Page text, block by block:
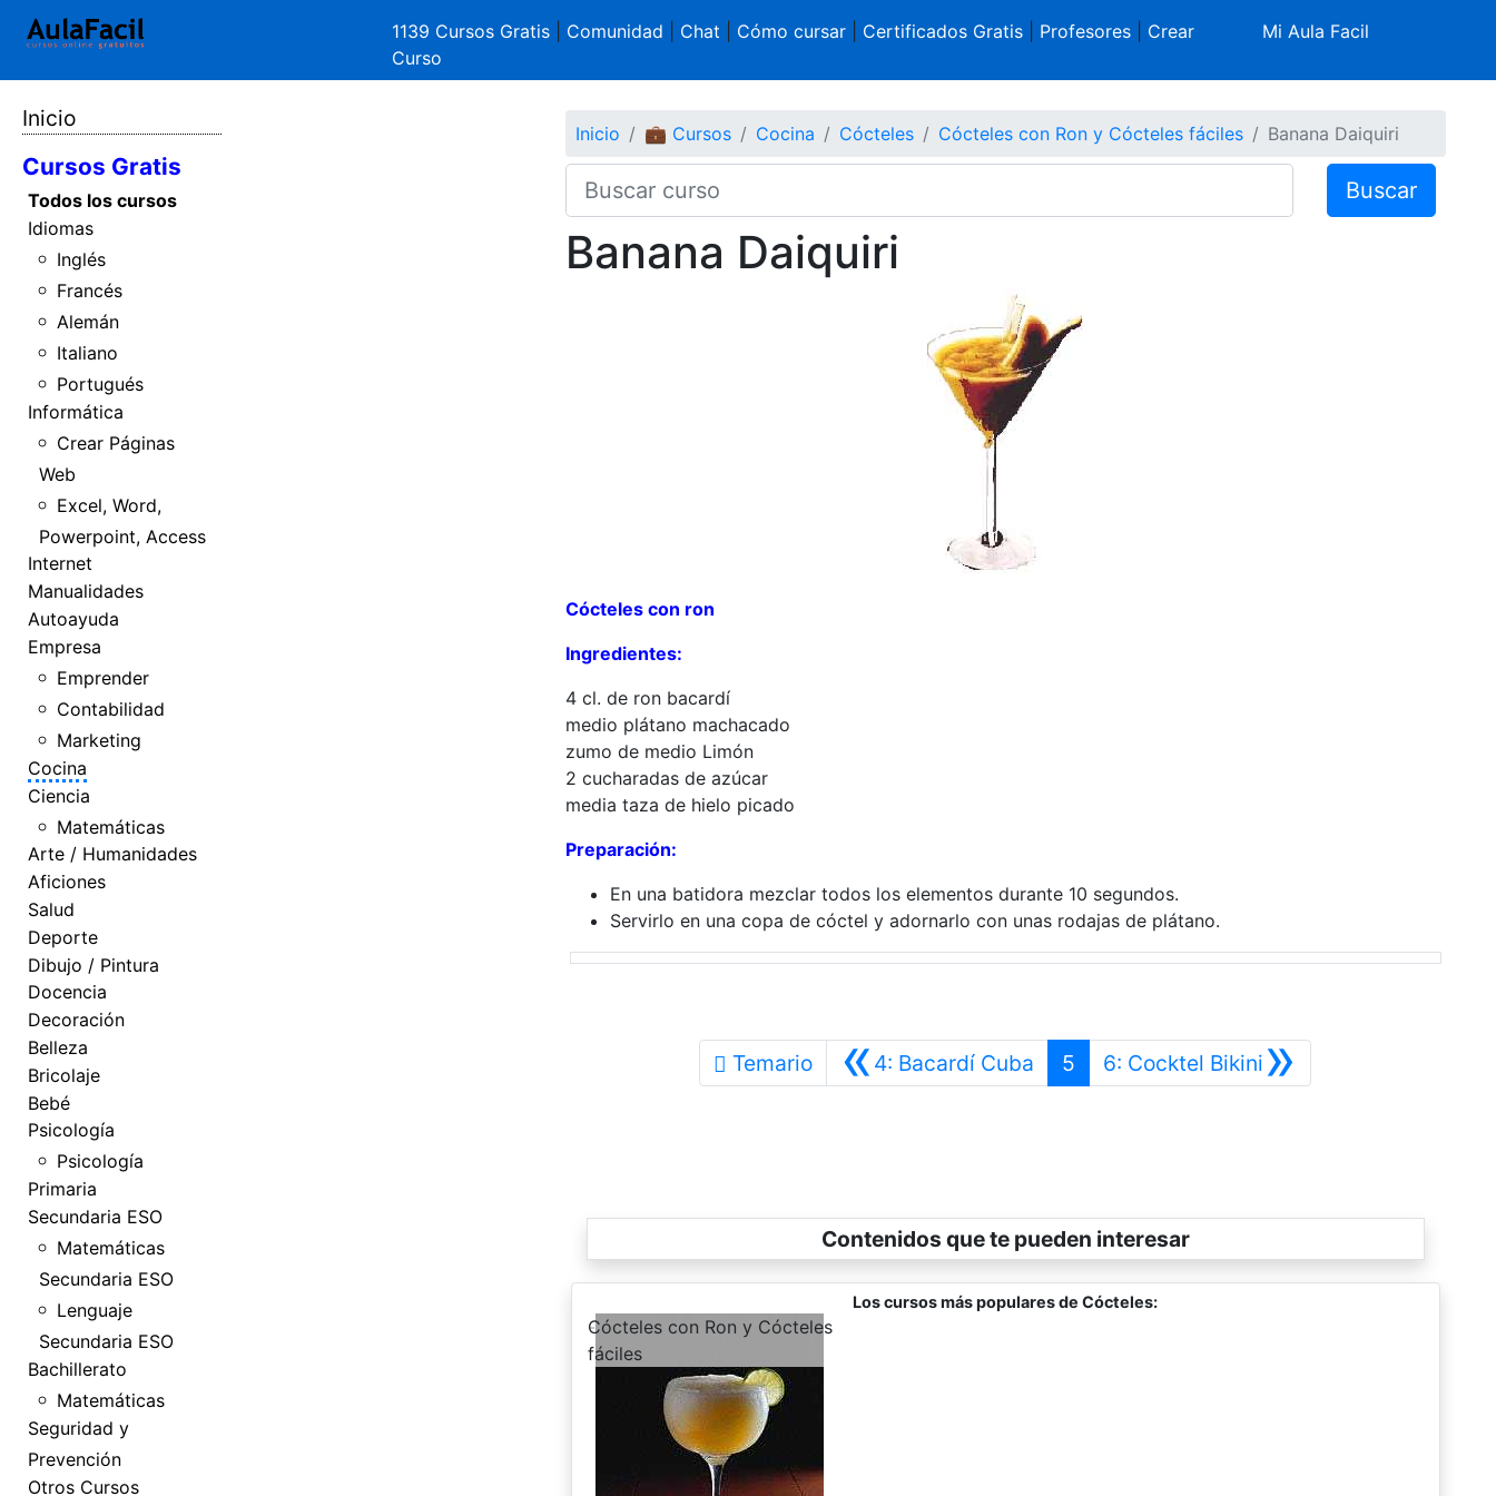
1139 Cursos Gratis Comunidad Chat Cómo cursar| Certificados Gratis| Profesores| Crear
Curso
Mi Aula Facil
Inicio
Cursos Gratis
Todos los cursos
Idiomas
Inglés
Francés
Alemán
Italiano
Portugués
Informática
Crear Páginas
Web
Excel, Word,
Powerpoint, Access
Internet
Manualidades
Autoayuda
Empresa
Emprender
Contabilidad
Marketing
Cocina
Ciencia
Matemáticas
Arte / Humanidades
Aficiones
Salud
Deporte
Dibujo / Pintura
Docencia
Decoración
Belleza
Bricolaje
Bebé
Psicología
Psicología
Primaria
Secundaria ESO
Matemáticas
Secundaria ESO
Lenguaje
Secundaria ESO
Bachillerato
Matemáticas
Seguridad y
Prevención
Otros Cursos
Inicio 💼 Cursos Cocina Cócteles Cócteles con Ron y Cócteles fáciles Banana Daiquiri
Buscar
Banana Daiquiri
Cócteles con ron
Ingredientes:
4 cl. de ron bacardí
medio plátano machacado
zumo de medio Limón
2 cucharadas de azúcar
media taza de hielo picado
Preparación:
En una batidora mezclar todos los elementos durante 10 segundos.
Servirlo en una copa de cóctel y adornarlo con unas rodajas de plátano.
Temario «4: Bacardí Cuba Anterior
5 »
6: Cocktel Bikini Siguiente
Contenidos que te pueden interesar
Los cursos más populares de Cócteles:
-
Cócteles con Ron y Cócteles
fáciles